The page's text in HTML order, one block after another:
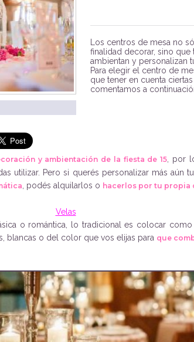
Los centros de mesa no
finalidad decorar, sino que
ambientan y personalizan
Para elegir el centro de
que tener en cuenta
comentamos a
y ambientación de la fiesta de 15 , por
utilizar. Pero si querés personalizar más aún
, podés alquilarlos o hacerlos por tu propia
Velas
o romántica, lo tradicional es colocar
blancas o del color que vos elijas para que